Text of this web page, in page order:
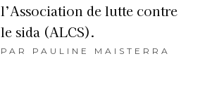
l’Association de lutte contre
le sida (ALCS).
PAR PAULINE MAISTERRA